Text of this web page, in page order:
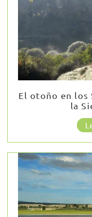
El otoño en los
la